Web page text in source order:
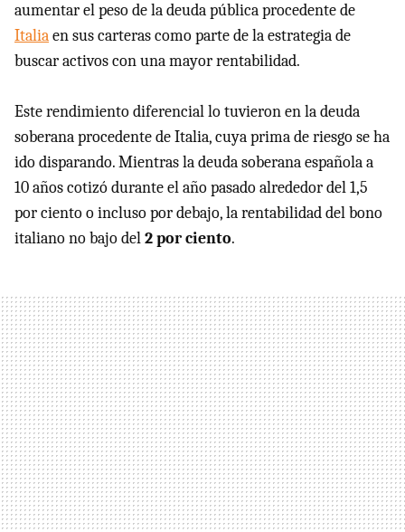
aumentar el peso de la deuda pública procedente de
Italiaen sus carteras como parte de la estrategia de
buscar activos con una mayor rentabilidad.
Este rendimiento diferencial lo tuvieron en la deuda
soberana procedente de Italia, cuya prima de riesgo se ha
ido disparando. Mientras la deuda soberana española a
10 años cotizó durante el año pasado alrededor del 1,5
por ciento o incluso por debajo, la rentabilidad del bono
italiano no bajo del2 por ciento.